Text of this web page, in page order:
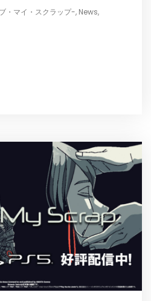
・マイ・スクラップ-, News,